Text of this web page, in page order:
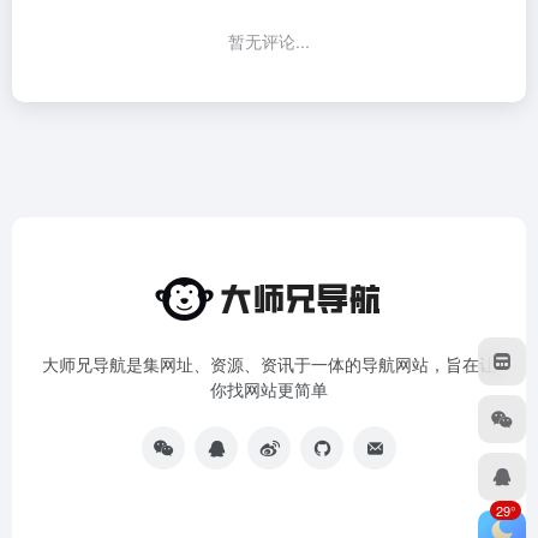
暂无评论...
大师兄导航是集网址、资源、资讯于一体的导航网站，旨在让
你找网站更简单
29°